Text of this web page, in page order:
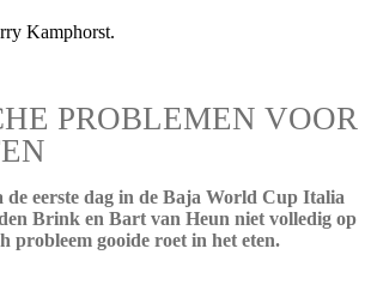
Kamphorst.
PROBLEMEN VOOR
eerste dag in de Baja World Cup Italia
Brink en Bart van Heun niet volledig op
probleem gooide roet in het eten.